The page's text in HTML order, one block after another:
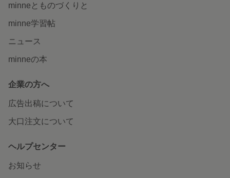
minneとものづくりと
minne学習帖
ニュース
minneの本
企業の方へ
広告出稿について
大口注文について
ヘルプセンター
お知らせ